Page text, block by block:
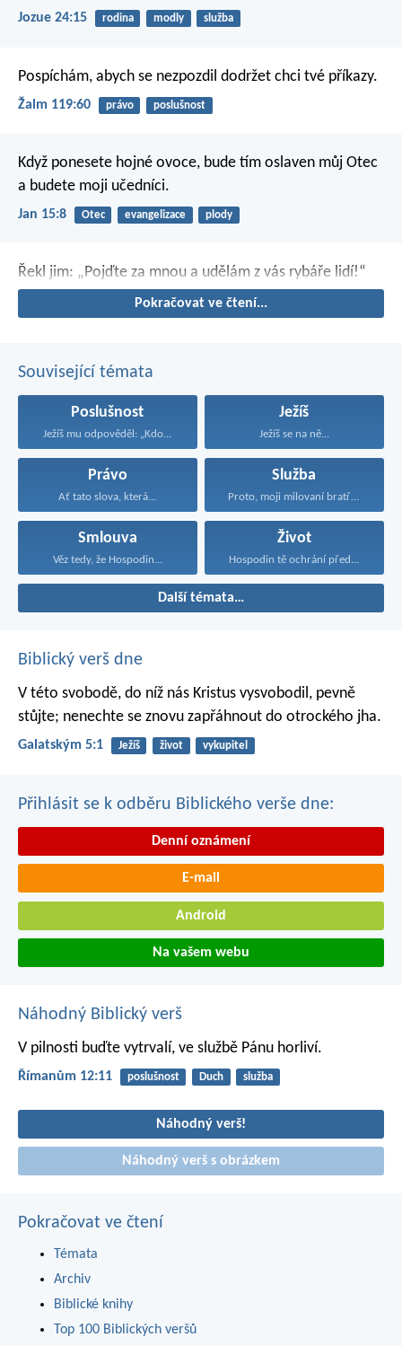
Jozue 24:15 rodina modly služba
Pospíchám, abych se nezpozdil dodržet chci tvé příkazy.
Žalm 119:60 právo poslušnost
Když ponesete hojné ovoce, bude tím oslaven můj Otec
a budete moji učedníci.
Jan 15:8 Otec evangelizace plody
Řekl jim: „Pojďte za mnou a udělám z vás rybáře lidí!“
Pokračovat ve čtení...
Související témata
Poslušnost
Ježíš mu odpověděl: „Kdo...
Ježíš
Ježíš se na ně...
Právo
Ať tato slova, která...
Služba
Proto, moji milovaní bratři...
Smlouva
Věz tedy, že Hospodin...
Život
Hospodin tě ochrání před...
Další témata…
Biblický verš dne
V této svobodě, do níž nás Kristus vysvobodil, pevně
stůjte; nenechte se znovu zapřáhnout do otrockého jha.
Galatským 5:1 Ježíš život vykupitel
Přihlásit se k odběru Biblického verše dne:
Denní oznámení
E-mail
Android
Na vašem webu
Náhodný Biblický verš
V pilnosti buďte vytrvalí, ve službě Pánu horliví.
Římanům 12:11 poslušnost Duch služba
Náhodný verš!
Náhodný verš s obrázkem
Pokračovat ve čtení
Témata
Archiv
Biblické knihy
Top 100 Biblických veršů